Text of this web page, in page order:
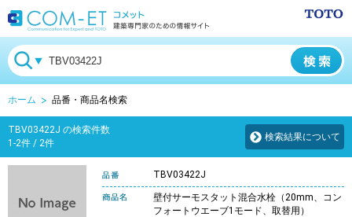
ホーム 品番・商品名検索
TBV03422J の検索件数
1-2件 / 2件
検索結果について
TBV03422J
壁付サーモスタット混合水栓（20mm、コン
フォートウエーブ1モード、取替用）